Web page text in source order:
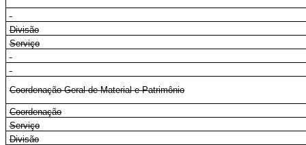
Divisão
Serviço
Coordenação-Geral de Material e Patrimônio
Coordenação
Serviço
Divisão